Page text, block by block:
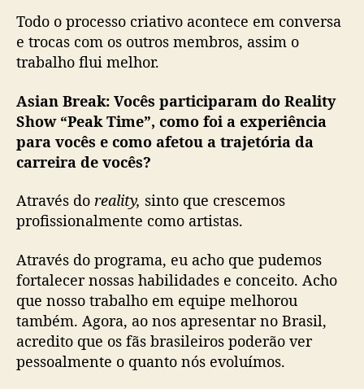
Todo o processo criativo acontece em conversa
e trocas com os outros membros, assim o
trabalho flui melhor.
Asian Break: Vocês participaram do Reality
Show “Peak Time”, como foi a experiência
para vocês e como afetou a trajetória da
carreira de vocês?
Através do reality, sinto que crescemos
profissionalmente como artistas.
Através do programa, eu acho que pudemos
fortalecer nossas habilidades e conceito. Acho
que nosso trabalho em equipe melhorou
também. Agora, ao nos apresentar no Brasil,
acredito que os fãs brasileiros poderão ver
pessoalmente o quanto nós evoluímos.